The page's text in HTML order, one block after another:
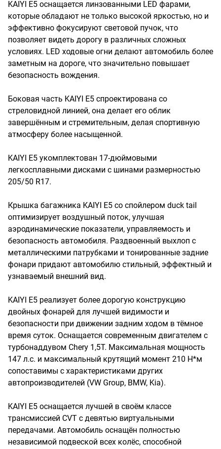
KAIYI E5 оснащается линзованными LED фарами,
которые обладают не только высокой яркостью, но и
эффективно фокусируют световой пучок, что
позволяет видеть дорогу в различных сложных
условиях. LED ходовые огни делают автомобиль более
заметным на дороге, что значительно повышает
безопасность вождения.
Боковая часть KAIYI E5 спроектирована со
стреловидной линией, она делает его облик
завершённым и стремительным, делая спортивную
атмосферу более насыщенной.
KAIYI E5 укомплектован 17-дюймовыми
легкосплавными дисками с шинами размерностью
205/50 R17.
Крышка багажника KAIYI E5 со спойлером duck tail
оптимизирует воздушный поток, улучшая
аэродинамические показатели, управляемость и
безопасность автомобиля. Раздвоенный выхлоп с
металлическими патрубками и тонированные задние
фонари придают автомобилю стильный, эффектный и
узнаваемый внешний вид.
KAIYI E5 реализует более дорогую конструкцию
двойных фонарей для лучшей видимости и
безопасности при движении задним ходом в тёмное
время суток. Оснащается современным двигателем с
турбонаддувом Chery 1,5T. Максимальная мощность
147 л.с. и максимальный крутящий момент 210 Н*м
сопоставимы с характеристиками других
автопроизводителей (VW Group, BMW, Kia).
KAIYI E5 оснащается лучшей в своём классе
трансмиссией CVT с девятью виртуальными
передачами. Автомобиль оснащён полностью
независимой подвеской всех колёс, способной